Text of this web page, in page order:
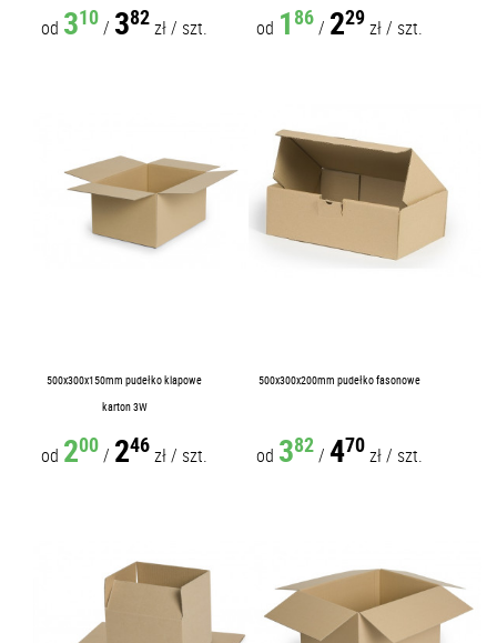
od 310/ 382zł/ szt. od 1 86/ 229zł/ szt.
500x300x150mm pudełko klapowe
karton 3W
od 200/ 246zł/ szt.
500x300x200mm pudełko fasonowe
od 382/ 470zł/ szt.